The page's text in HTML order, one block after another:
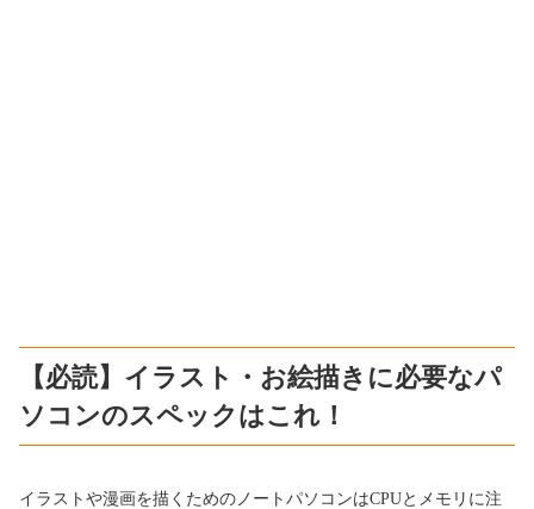
【必読】イラスト・お絵描きに必要なパ
ソコンのスペックはこれ！
イラストや漫画を描くためのノートパソコンはCPUとメモリに注